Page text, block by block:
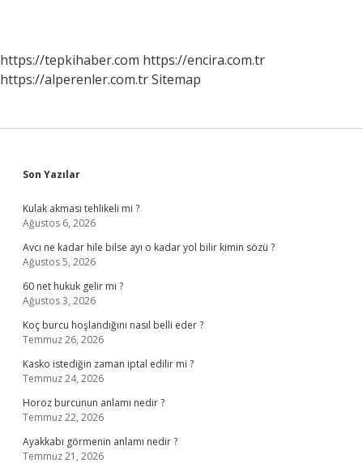
https://tepkihaber.com https://encira.com.tr
https://alperenler.com.trSitemap
Sidebar
Son Yazılar
Kulak akması tehlikeli mi ?
Ağustos 6, 2026
Avcı ne kadar hile bilse ayı o kadar yol bilir kimin sözü ?
Ağustos 5, 2026
60 net hukuk gelir mi ?
Ağustos 3, 2026
Koç burcu hoşlandığını nasıl belli eder ?
Temmuz 26, 2026
Kasko istediğin zaman iptal edilir mi ?
Temmuz 24, 2026
Horoz burcunun anlamı nedir ?
Temmuz 22, 2026
Ayakkabı görmenin anlamı nedir ?
Temmuz 21, 2026